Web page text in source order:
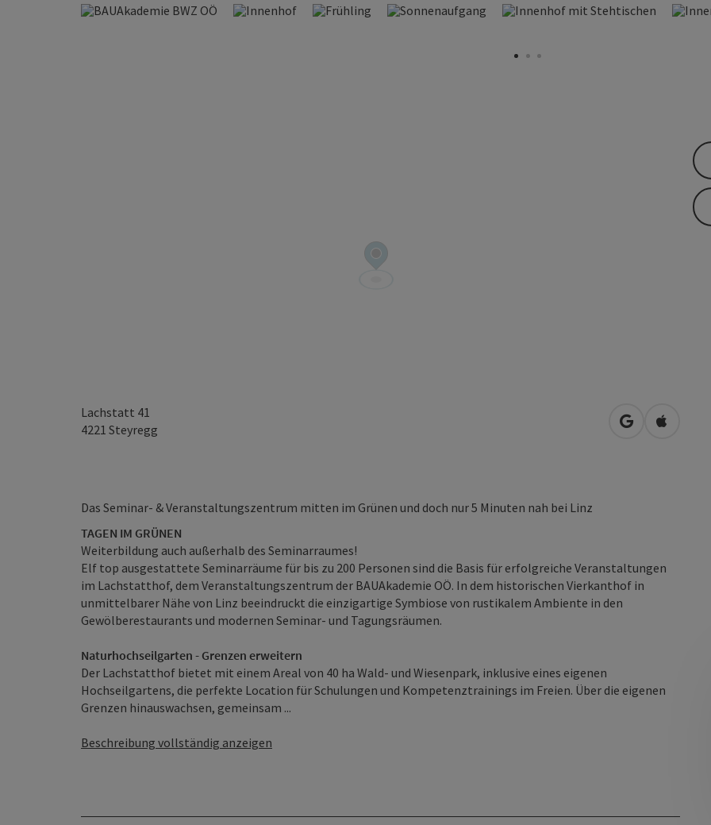
Lachstatt 41
4221 Steyregg in Googlein Apple
Das Seminar- & Veranstaltungszentrum mitten im Grünen und doch nur 5 Minuten nah bei Linz
TAGEN IM GRÜNEN
Weiterbildung auch außerhalb des Seminarraumes!
Elf top ausgestattete Seminarräume für bis zu 200 Personen sind die Basis für erfolgreiche Veranstaltungen
im Lachstatthof, dem Veranstaltungszentrum der BAUAkademie OÖ. In dem historischen Vierkanthof in
unmittelbarer Nähe von Linz beeindruckt die einzigartige Symbiose von rustikalem Ambiente in den
Gewölberestaurants und modernen Seminar- und Tagungsräumen.
Naturhochseilgarten - Grenzen erweitern
Der Lachstatthof bietet mit einem Areal von 40 ha Wald- und Wiesenpark, inklusive eines eigenen
Hochseilgartens, die perfekte Location für Schulungen und Kompetenztrainings im Freien. Über die eigenen
Grenzen hinauswachsen, gemeinsam ...
Beschreibung vollständig anzeigen